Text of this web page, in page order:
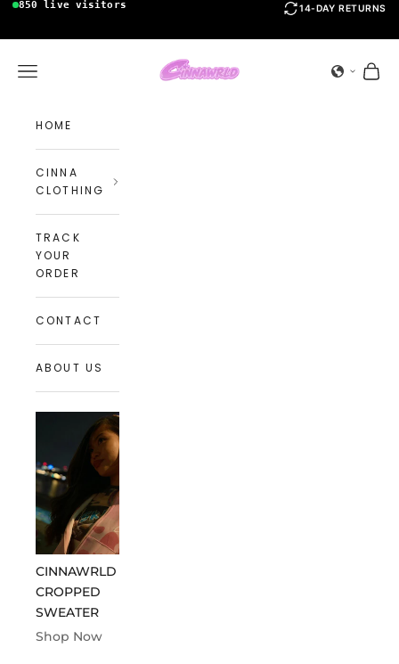
Vai al contenuto4.7/5 out of 5
@cinnawrld.shop56k
850 live visitors 14-DAY RETURNS
CINNAWRLD INC
Apri il menu di navigazione
HOME
CINNA
CLOTHING
TRACK
YOUR
ORDER
CONTACT
ABOUT US
CINNAWRLD
CROPPED
SWEATER
Shop Now